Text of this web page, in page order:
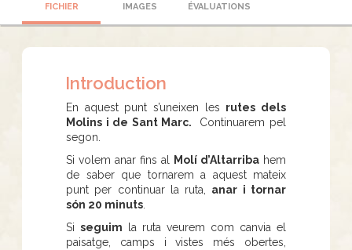
FICHIER IMAGES ÉVALUATIONS
Introduction
En aquest punt s’uneixen les rutes dels
Molins i de Sant Marc.
Continuarem pel
segon.
Si volem anar fins al
Molí d’Altarriba hem
de saber que tornarem a aquest mateix
punt per continuar la ruta, anar i tornar
són 20 minuts
Si seguim la ruta veurem com canvia el
paisatge, camps i vistes més obertes,